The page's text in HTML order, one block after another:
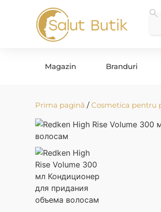
Magazin Branduri
Prima pagină /Cosmetica pentru